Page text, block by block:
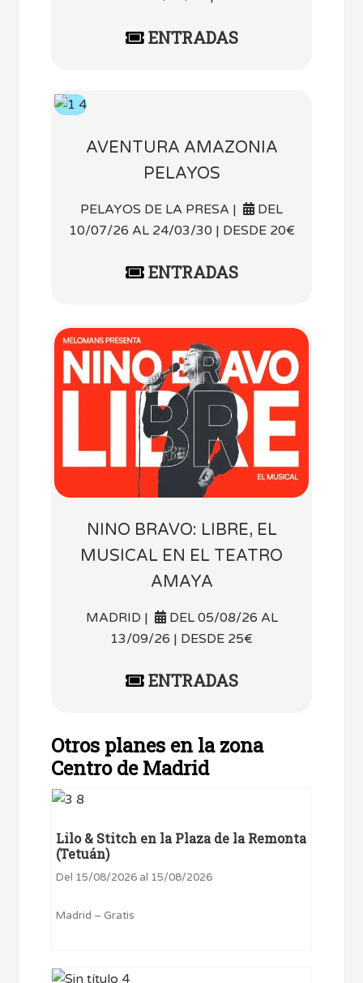
ENTRADAS
AVENTURA AMAZONIA
PELAYOS
PELAYOS DE LA PRESA |
DEL
10/07/26 AL 24/03/30 | DESDE 20€
ENTRADAS
NINO BRAVO: LIBRE, EL
MUSICAL EN EL TEATRO
AMAYA
MADRID |
DEL 05/08/26 AL
13/09/26 | DESDE 25€
ENTRADAS
Otros planes en la zona
Centro de Madrid
Lilo & Stitch en la Plaza de la Remonta
(Tetuán)
Del 15/08/2026 al 15/08/2026
Madrid – Gratis